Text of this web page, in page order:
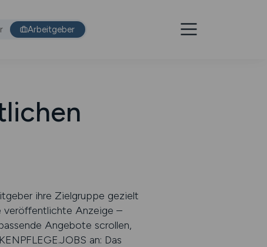
Arbeitgeber
ihre Zielgruppe gezielt
veröffentlichte Anzeige –
Angebote scrollen,
an: Das